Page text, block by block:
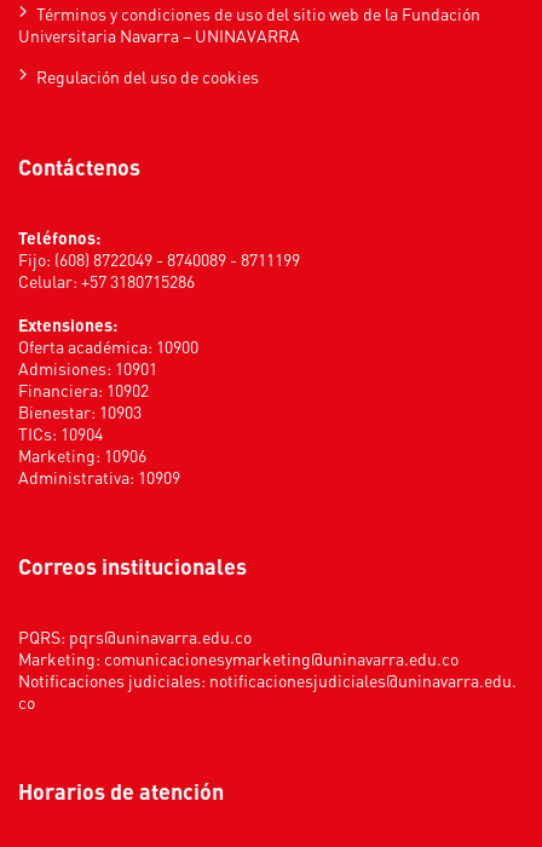
Términos y condiciones de uso del sitio web de la Fundación
Universitaria Navarra – UNINAVARRA
Regulación del uso de cookies
Contáctenos
Teléfonos:
Fijo: (608) 8722049 - 8740089 - 8711199
Celular: +57 3180715286
Extensiones:
Oferta académica: 10900
Admisiones: 10901
Financiera: 10902
Bienestar: 10903
TICs: 10904
Marketing: 10906
Administrativa: 10909
Correos institucionales
PQRS: pqrs@uninavarra.edu.co
Marketing: comunicacionesymarketing@uninavarra.edu.co
Notificaciones judiciales: notificacionesjudiciales@uninavarra.edu.
co
Horarios de atención